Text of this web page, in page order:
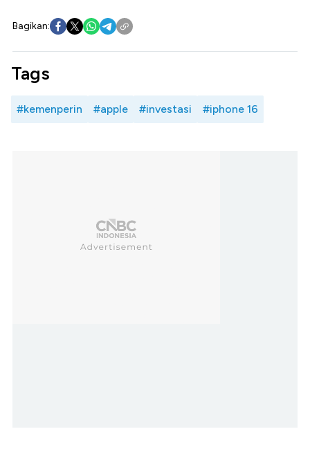
Bagikan:
Tags
#kemenperin #apple #investasi #iphone 16